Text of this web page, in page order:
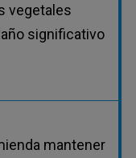
vegetales
significativo
mantener